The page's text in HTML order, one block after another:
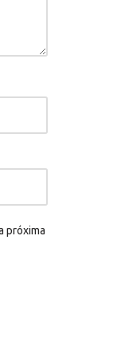
próxima